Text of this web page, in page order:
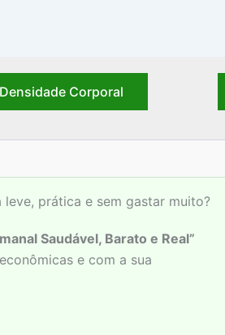
Densidade Corporal
prática e sem gastar muito?
Saudável, Barato e Real”
e com a sua